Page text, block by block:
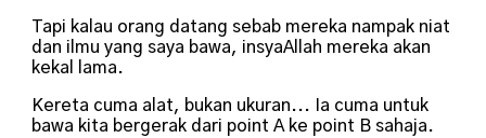
Tapi kalau orang datang sebab mereka nampak niat
dan ilmu yang saya bawa, insyaAllah mereka akan
kekal lama.
Kereta cuma alat, bukan ukuran... Ia cuma untuk
bawa kita bergerak dari point A ke point B sahaja.